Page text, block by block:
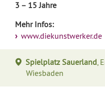
3 – 15 Jahre
Mehr Infos:
www.diekunstwerker.de
Spielplatz Sauerland,
Wiesbaden